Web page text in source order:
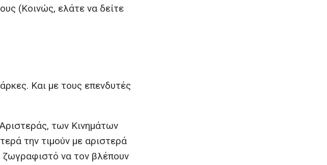
(Κοινώς, ελάτε να δείτε
Και με τους επενδυτές
των Κινημάτων
την τιμούν με αριστερά
ζωγραφιστό να τον βλέπουν